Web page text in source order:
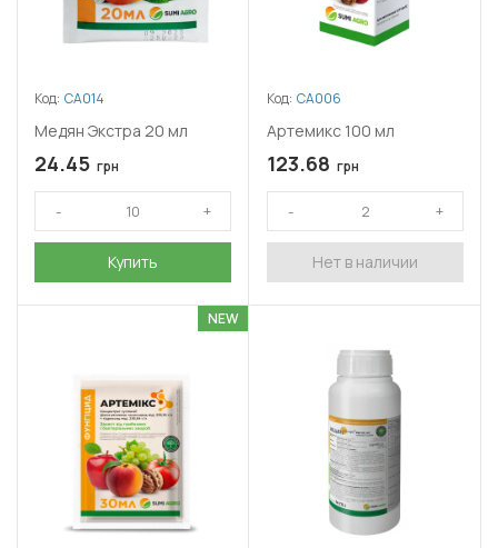
Код: СА014
Медян Экстра 20 мл
24.45 грн
Купить
Код: СА006
Артемикс 100 мл
123.68 грн
Нет в наличии
NEW